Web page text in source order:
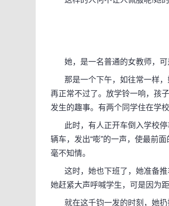
她，是一名普通的女教师，可
那是一个下午，如往常一样，
再正常不过了。放学铃一响，孩
发生的趣事。有两个同学住在学
此时，有人正开车倒入学校停
辆车，发出“嘭”的一声，使最前
毫不知情。
这时，她也下班了，她准备推
她赶紧大声呼喊学生，可是因为
就在这千钧一发的时刻，她扔